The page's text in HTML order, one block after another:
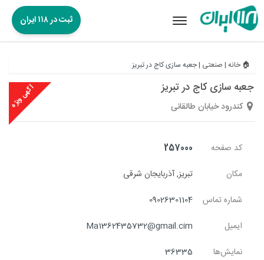
Toggle
ثبت در ۱۱۸ ایران
🏠 خانه | صنعتی |جعبه سازی کاج در تبریز
جعبه سازی کاج در تبریز آگهی ویژه کندرود خیابان طالقانی
کد صفحه
257000
مکان
تبریز,آذربایجان شرقی
شماره تماس
09026301104
ایمیل
Ma1362435732@gmail.cim
نمایش‌ها
36335